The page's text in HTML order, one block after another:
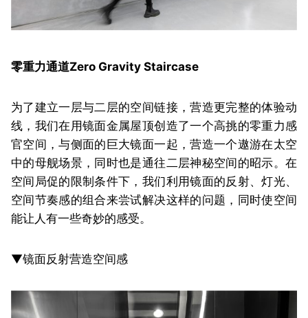
零重力通道Zero Gravity Staircase
为了建立一层与二层的空间链接，营造更完整的体验动
线，我们在用镜面金属屋顶创造了一个高挑的零重力感
官空间，与侧面的巨大镜面一起，营造一个遨游在太空
中的母舰场景，同时也是通往二层神秘空间的昭示。 在
空间局促的限制条件下，我们利用镜面的反射、灯光、
空间节奏感的组合来尝试解决这样的问题，同时使空间
能让人有一些奇妙的感受。
▼镜面反射营造空间感